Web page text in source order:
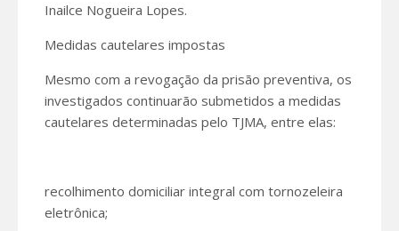
Inailce Nogueira Lopes.
Medidas cautelares impostas
Mesmo com a revogação da prisão preventiva, os
investigados continuarão submetidos a medidas
cautelares determinadas pelo TJMA, entre elas:
recolhimento domiciliar integral com tornozeleira
eletrônica;